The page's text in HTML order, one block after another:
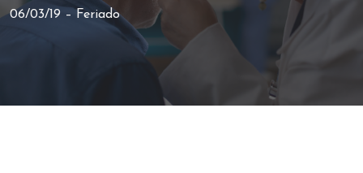
06/03/19 – Feriado